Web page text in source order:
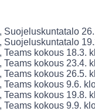
Suojeluskuntatalo
Suojeluskuntatalo
Teams kokous 18.3.
Teams kokous 23.4.
Teams kokous 26.5.
Teams kokous 9.6.
Teams kokous 19.8.
Teams kokous 9.9.